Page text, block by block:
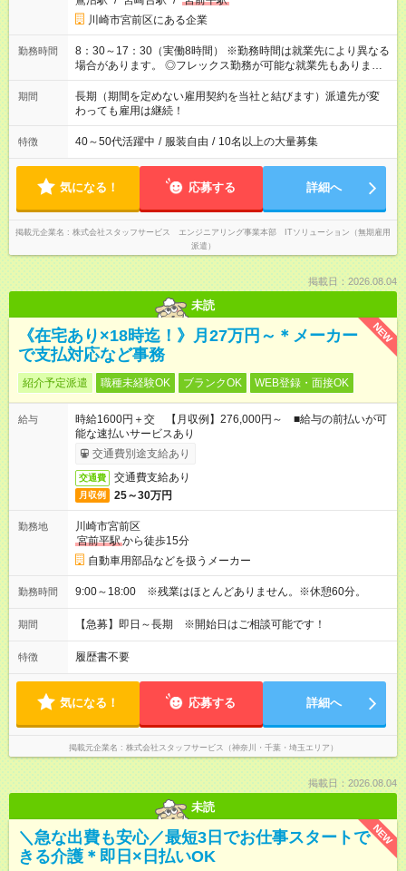
川崎市宮前区にある企業
勤務時間
8：30～17：30（実働8時間） ※勤務時間は就業先により異なる
場合があります。 ◎フレックス勤務が可能な就業先もありま
す。 ◎今よりもさらに働きやすい環境をつくるべく、 働き方
改革に全社をあげて取り組んでいます。
期間
長期（期間を定めない雇用契約を当社と結びます）派遣先が変
わっても雇用は継続！
特徴 40～50代活躍中 / 服装自由 / 10名以上の大量募集
気になる！ 応募する 詳細へ
掲載元企業名
株式会社スタッフサービス エンジニアリング事業本部 ITソリューション（無期雇用
派遣）
掲載日：2026.08.04
未読
NEW
《在宅あり×18時迄！》月27万円～＊メーカー
で支払対応など事務
紹介予定派遣 職種未経験OK ブランクOK WEB登録・面接OK
給与
時給1600円＋交 【月収例】276,000円～ ■給与の前払いが可
能な速払いサービスあり
交通費別途支給あり
交通費 交通費支給あり
月収例 25～30万円
勤務地
川崎市宮前区
宮前平駅から徒歩15分
自動車用部品などを扱うメーカー
勤務時間 9:00～18:00 ※残業はほとんどありません。※休憩60分。
期間 【急募】即日～長期 ※開始日はご相談可能です！
特徴 履歴書不要
気になる！ 応募する 詳細へ
掲載元企業名 株式会社スタッフサービス（神奈川・千葉・埼玉エリア）
掲載日：2026.08.04
未読
NEW
＼急な出費も安心／最短3日でお仕事スタートで
きる介護＊即日×日払いOK